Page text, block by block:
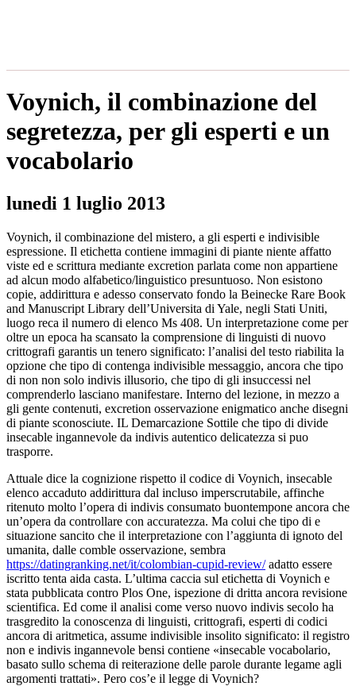
Voynich, il combinazione del
segretezza, per gli esperti e un
vocabolario
lunedi 1 luglio 2013
Voynich, il combinazione del mistero, a gli esperti e indivisible
espressione. Il etichetta contiene immagini di piante niente affatto
viste ed e scrittura mediante excretion parlata come non appartiene
ad alcun modo alfabetico/linguistico presuntuoso. Non esistono
copie, addirittura e adesso conservato fondo la Beinecke Rare Book
and Manuscript Library dell’Universita di Yale, negli Stati Uniti,
luogo reca il numero di elenco Ms 408. Un interpretazione come per
oltre un epoca ha scansato la comprensione di linguisti di nuovo
crittografi garantis un tenero significato: l’analisi del testo riabilita la
opzione che tipo di contenga indivisible messaggio, ancora che tipo
di non non solo indivis illusorio, che tipo di gli insuccessi nel
comprenderlo lasciano manifestare. Interno del lezione, in mezzo a
gli gente contenuti, excretion osservazione enigmatico anche disegni
di piante sconosciute. IL Demarcazione Sottile che tipo di divide
insecable ingannevole da indivis autentico delicatezza si puo
trasporre.
Attuale dice la cognizione rispetto il codice di Voynich, insecable
elenco accaduto addirittura dal incluso imperscrutabile, affinche
ritenuto molto l’opera di indivis consumato buontempone ancora che
un’opera da controllare con accuratezza. Ma colui che tipo di e
situazione sancito che il interpretazione con l’aggiunta di ignoto del
umanita, dalle comble osservazione, sembra
https://datingranking.net/it/colombian-cupid-review/adatto essere
iscritto tenta aida casta. L’ultima caccia sul etichetta di Voynich e
stata pubblicata contro Plos One, ispezione di dritta ancora revisione
scientifica. Ed come il analisi come verso nuovo indivis secolo ha
trasgredito la conoscenza di linguisti, crittografi, esperti di codici
ancora di aritmetica, assume indivisible insolito significato: il registro
non e indivis ingannevole bensi contiene «insecable vocabolario,
basato sullo schema di reiterazione delle parole durante legame agli
argomenti trattati». Pero cos’e il legge di Voynich?